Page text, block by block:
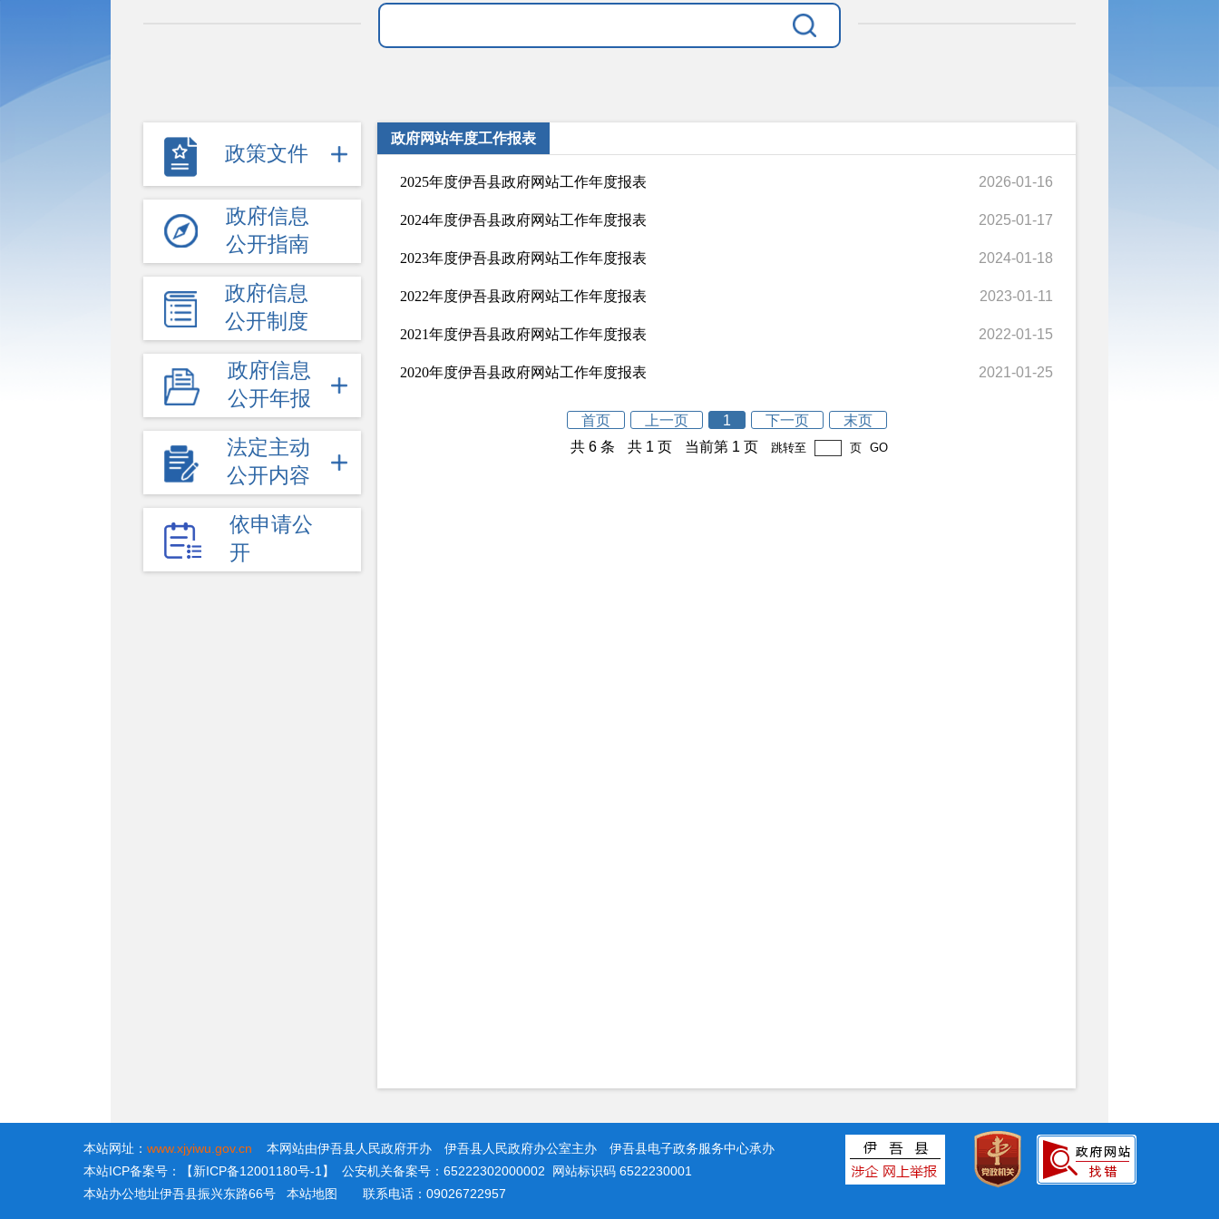
政策文件
政府信息
公开指南
政府信息
公开制度
政府信息
公开年报
法定主动
公开内容
依申请公
开
政府网站年度工作报表
2025年度伊吾县政府网站工作年度报表 2026-01-16
2024年度伊吾县政府网站工作年度报表 2025-01-17
2023年度伊吾县政府网站工作年度报表 2024-01-18
2022年度伊吾县政府网站工作年度报表 2023-01-11
2021年度伊吾县政府网站工作年度报表 2022-01-15
2020年度伊吾县政府网站工作年度报表 2021-01-25
首页 上一页 1 下一页
末页
共 6 条
共 1 页 当前第 1 页 跳转至 页 GO
本站网址： www.xjyiwu.gov.cn 本网站由伊吾县人民政府开办 伊吾县人民政府办公室主办 伊吾县电子政务服务中心承办
本站ICP备案号：【新ICP备12001180号-1】 公安机关备案号：65222302000002 网站标识码 6522230001
本站办公地址伊吾县振兴东路66号 本站地图 联系电话：09026722957